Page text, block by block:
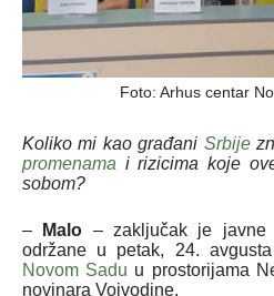
Foto: Arhus centar
Koliko mi kao građani Srbije
promenama i rizicima koje
sobom?
– Malo – zaključak je javne
održane u petak, 24.
Novom Sadu u prostorijama
novinara Vojvodine.